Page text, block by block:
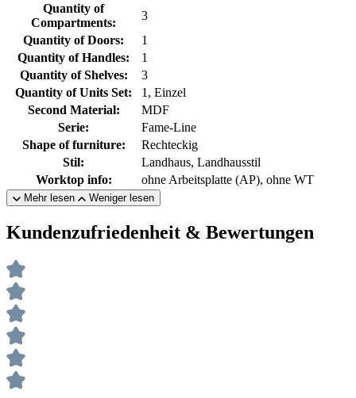
Quantity of
Compartments:
3
Quantity of Doors:
1
Quantity of Handles:
1
Quantity of Shelves:
3
Quantity of Units Set:
1, Einzel
Second Material:
MDF
Serie:
Fame-Line
Shape of furniture:
Rechteckig
Stil:
Landhaus, Landhausstil
Worktop info:
ohne Arbeitsplatte (AP), ohne WT
Mehr lesen Weniger lesen
Kundenzufriedenheit & Bewertungen